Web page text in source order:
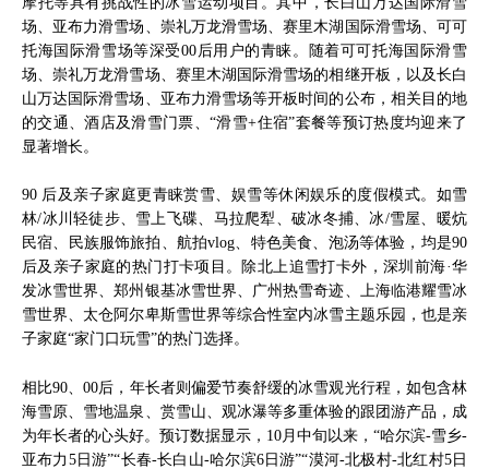
场、亚布力滑雪场、崇礼万龙滑雪场、赛里木湖国际滑雪场、可可
托海国际滑雪场等深受00后用户的青睐。随着可可托海国际滑雪
场、崇礼万龙滑雪场、赛里木湖国际滑雪场的相继开板，以及长白
山万达国际滑雪场、亚布力滑雪场等开板时间的公布，相关目的地
的交通、酒店及滑雪门票、“滑雪+住宿”套餐等预订热度均迎来了
显著增长。
90 后及亲子家庭更青睐赏雪、娱雪等休闲娱乐的度假模式。如雪
林/冰川轻徒步、雪上飞碟、马拉爬犁、破冰冬捕、冰/雪屋、暖炕
民宿、民族服饰旅拍、航拍vlog、特色美食、泡汤等体验，均是90
后及亲子家庭的热门打卡项目。除北上追雪打卡外，深圳前海·华
发冰雪世界、郑州银基冰雪世界、广州热雪奇迹、上海临港耀雪冰
雪世界、太仓阿尔卑斯雪世界等综合性室内冰雪主题乐园，也是亲
子家庭“家门口玩雪”的热门选择。
相比90、00后，年长者则偏爱节奏舒缓的冰雪观光行程，如包含林
海雪原、雪地温泉、赏雪山、观冰瀑等多重体验的跟团游产品，成
为年长者的心头好。预订数据显示，10月中旬以来，“哈尔滨-雪乡-
亚布力5日游”“长春-长白山-哈尔滨6日游”“漠河-北极村-北红村5日